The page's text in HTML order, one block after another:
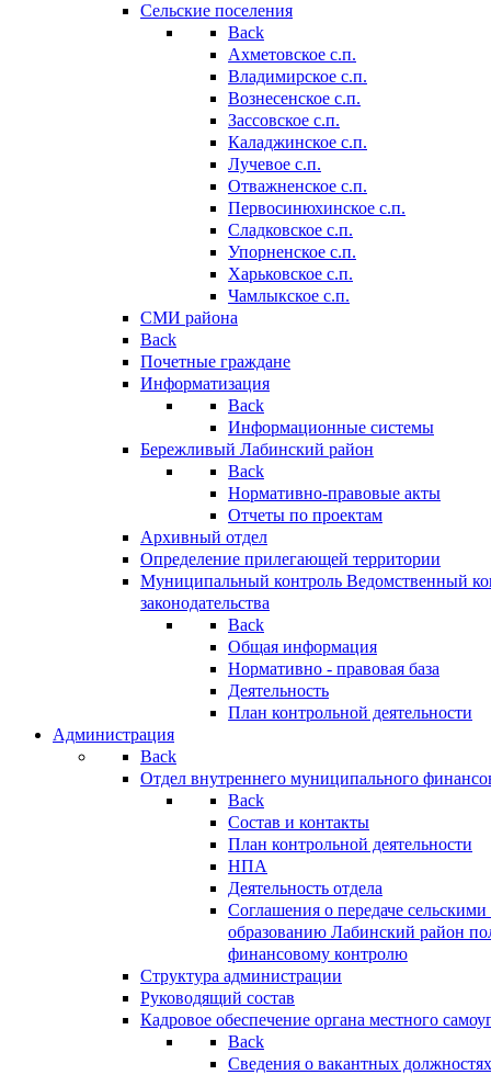
Сельские поселения
Back
Ахметовское с.п.
Владимирское с.п.
Вознесенское с.п.
Зассовское с.п.
Каладжинское с.п.
Лучевое с.п.
Отважненское с.п.
Первосинюхинское с.п.
Сладковское с.п.
Упорненское с.п.
Харьковское с.п.
Чамлыкское с.п.
СМИ района
Back
Почетные граждане
Информатизация
Back
Информационные системы
Бережливый Лабинский район
Back
Нормативно-правовые акты
Отчеты по проектам
Архивный отдел
Определение прилегающей территории
Муниципальный контроль Ведомственный
законодательства
Back
Общая информация
Нормативно - правовая база
Деятельность
План контрольной деятельности
Администрация
Back
Отдел внутреннего муниципального
Back
Состав и контакты
План контрольной деятельности
НПА
Деятельность отдела
Соглашения о передаче
образованию Лабинский район
финансовому контролю
Структура администрации
Руководящий состав
Кадровое обеспечение органа местного
Back
Сведения о вакантных